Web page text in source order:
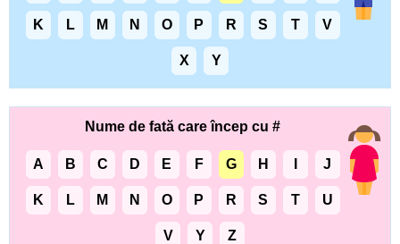
K L M N O P R S T V
X Y
Nume de fată care încep cu #
A B C D E F G H J
K L M N O P R S T U
V Y Z